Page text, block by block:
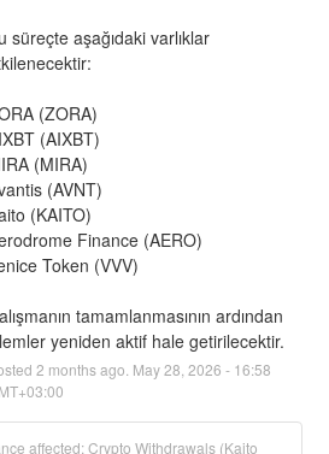
süreçte aşağıdaki varlıklar
(ZORA)
(AIXBT)
(MIRA)
(AVNT)
(KAITO)
Finance (AERO)
Token (VVV)
tamamlanmasının ardından
yeniden aktif hale getirilecektir.
2 months ago. May28 2026 - 16:58
affected: Crypto Withdrawals (Kaito